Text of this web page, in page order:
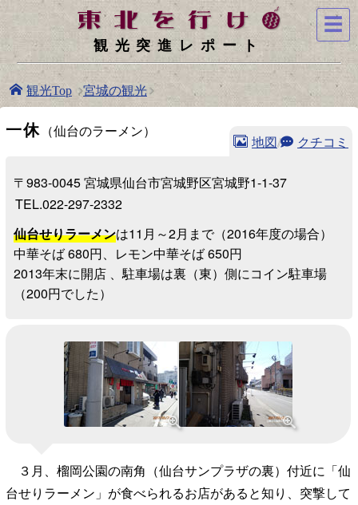
観光突進レポート
観光Top 宮城の観光
一休 （仙台のラーメン）
地図/ クチコミ
〒983-0045 宮城県仙台市宮城野区宮城野1-1-37
TEL.022-297-2332
仙台せりラーメンは11月～2月まで（2016年度の場合）
中華そば 680円、レモン中華そば 650円
2013年末に開店 、駐車場は裏（東）側にコイン駐車場
（200円でした）
３月、榴岡公園の南角（仙台サンプラザの裏）付近に「仙
台せりラーメン」が食べられるお店があると知り、突撃して
☰